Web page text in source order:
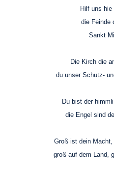
Hilf uns hie
die Feinde
Sankt
Die Kirch die
du unser Schutz-
Du bist der
die Engel sind
Groß ist dein
groß auf dem Land,